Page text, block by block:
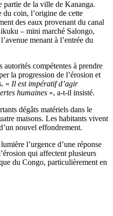
partie de la ville de Kananga.
du coin, l’origine de cette
des eaux provenant du canal
– mini marché Salongo,
menant à l’entrée du
autorités compétentes à prendre
la progression de l’érosion et
« Il est impératif d’agir
humaines », a-t-il insisté.
dégâts matériels dans le
maisons. Les habitants vivent
nouvel effondrement.
l’urgence d’une réponse
qui affectent plusieurs
du Congo, particulièrement en